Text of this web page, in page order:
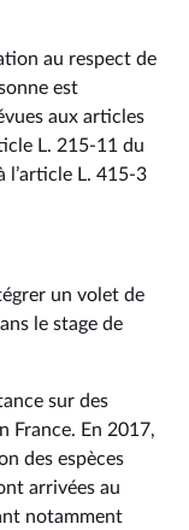
au respect de
est
aux articles
L. 215‑11 du
L. 415‑3
un volet de
le stage de
sur des
France. En 2017,
des espèces
arrivées au
notamment